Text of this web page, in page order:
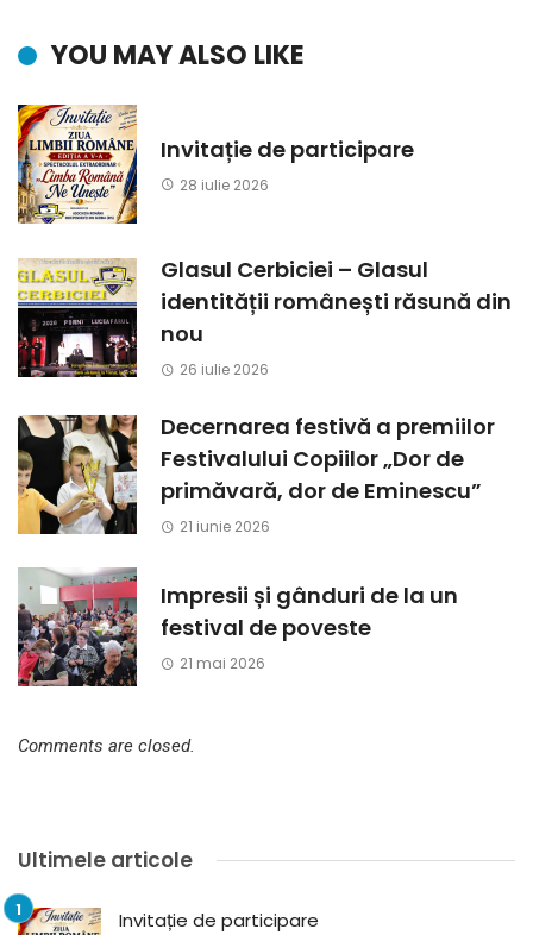
YOU MAY ALSO LIKE
Invitație de participare
28 iulie 2026
Glasul Cerbiciei – Glasul
identității românești răsună din
nou
26 iulie 2026
Decernarea festivă a premiilor
Festivalului Copiilor „Dor de
primăvară, dor de Eminescu”
21 iunie 2026
Impresii și gânduri de la un
festival de poveste
21 mai 2026
Comments are closed.
Ultimele articole
Invitație de participare